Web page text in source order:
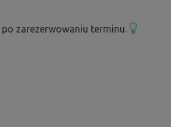
zarezerwowaniu terminu.